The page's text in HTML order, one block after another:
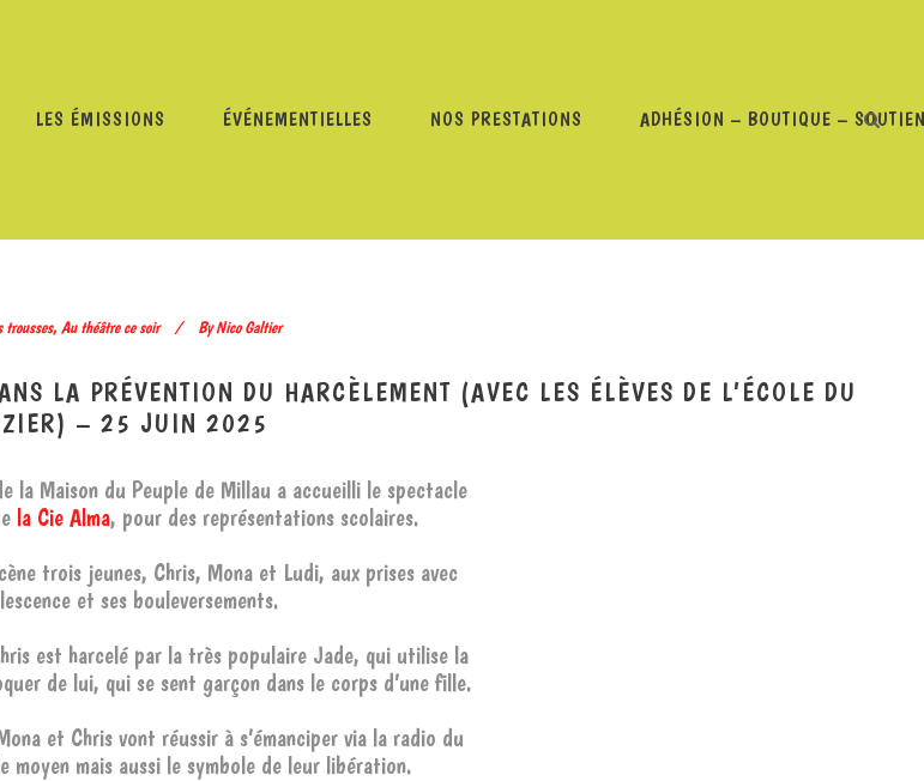
LES ÉMISSIONS ÉVÉNEMENTIELLES NOS PRESTATIONS ADHÉSION – BOUTIQUE –
trousses,Au théâtre ce soir By Nico Galtier
LA PRÉVENTION DU HARCÈLEMENT (AVEC LES ÉLÈVES DE L’ÉCOLE DU
– 25 JUIN 2025
la Maison du Peuple de Millau a accueilli le spectacle
la Cie Alma, pour des représentations scolaires.
trois jeunes, Chris, Mona et Ludi, aux prises avec
et ses bouleversements.
est harcelé par la très populaire Jade, qui utilise la
de lui, qui se sent garçon dans le corps d’une fille.
et Chris vont réussir à s’émanciper via la radio du
moyen mais aussi le symbole de leur libération.